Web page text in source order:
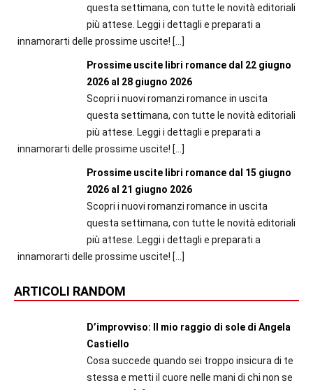
questa settimana, con tutte le novità editoriali
più attese. Leggi i dettagli e preparati a
innamorarti delle prossime uscite! […]
Prossime uscite libri romance dal 22 giugno
2026 al 28 giugno 2026
Scopri i nuovi romanzi romance in uscita
questa settimana, con tutte le novità editoriali
più attese. Leggi i dettagli e preparati a
innamorarti delle prossime uscite! […]
Prossime uscite libri romance dal 15 giugno
2026 al 21 giugno 2026
Scopri i nuovi romanzi romance in uscita
questa settimana, con tutte le novità editoriali
più attese. Leggi i dettagli e preparati a
innamorarti delle prossime uscite! […]
ARTICOLI RANDOM
D’improvviso: Il mio raggio di sole di Angela
Castiello
Cosa succede quando sei troppo insicura di te
stessa e metti il cuore nelle mani di chi non se